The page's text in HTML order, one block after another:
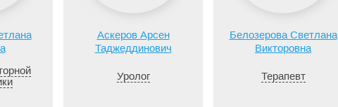
Аскеров Арсен
Таджеддинович
Уролог
Белозерова Светлана
Викторовна
Терапевт